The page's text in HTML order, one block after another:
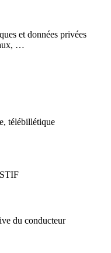
et données privées
…
télébillétique
du conducteur